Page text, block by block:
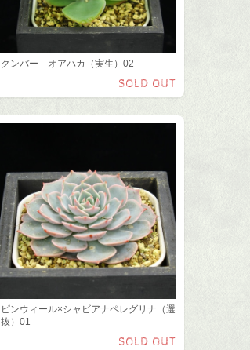
クンバー オアハカ（実生）02
SOLD OUT
ピンウィール×シャビアナペレグリナ（選
抜）01
SOLD OUT